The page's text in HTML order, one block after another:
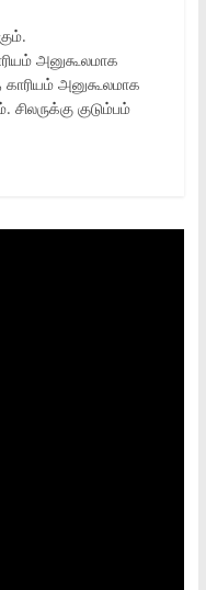
அனுகூலமாக
காரியம் அனுகூலமாக
சிலருக்கு குடும்பம்